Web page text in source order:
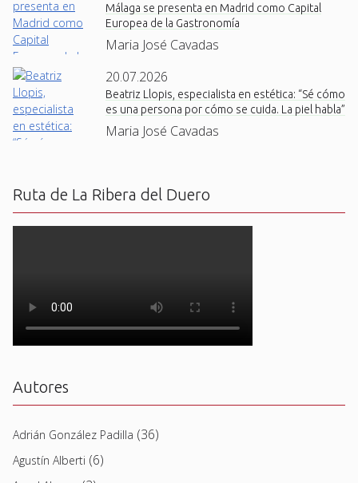
Málaga se presenta en Madrid como Capital
Europea de la Gastronomía
Maria José Cavadas
20.07.2026
Beatriz Llopis, especialista en estética: “Sé cómo
es una persona por cómo se cuida. La piel habla”
Maria José Cavadas
Ruta de La Ribera del Duero
Autores
Adrián González Padilla (36)
Agustín Alberti (6)